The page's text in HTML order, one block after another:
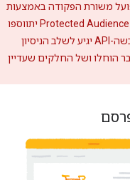
. אנחנו מצפים שהתכונות של Protected Audience יתווספו
בהמשך, ככל שהעבודה על ההטמעה תמשיך. כשה-API יגיע לשלב הניסיון
הוחלו ושל החלקים שעדיין